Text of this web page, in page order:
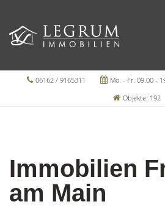
06162 / 9165311 Mo. - Fr. 09.00 -
Objekte: 192
Immobilien
am Main